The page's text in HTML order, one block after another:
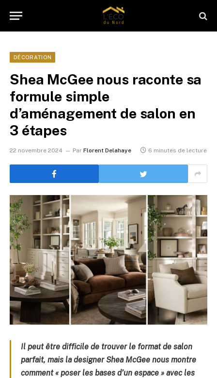
DÉCORATION
Shea McGee nous raconte sa
formule simple
d’aménagement de salon en
3 étapes
22 novembre 2024 Par Florent Delahaye 6 minutes de lecture
Il peut être difficile de trouver le format de salon
parfait, mais la designer Shea McGee nous montre
comment « poser les bases d’un espace » avec les